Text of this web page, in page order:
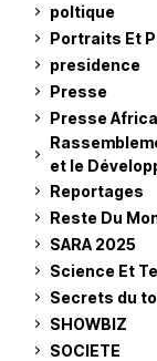
poltique
Portraits Et
presidence
Presse
Presse
et le
Reportages
Reste Du
SARA 2025
Science Et
Secrets du
SHOWBIZ
SOCIETE